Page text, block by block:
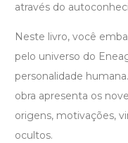
através do
Neste livro, você
pelo universo do
personalidade
obra apresenta os
origens, motivações,
ocultos.